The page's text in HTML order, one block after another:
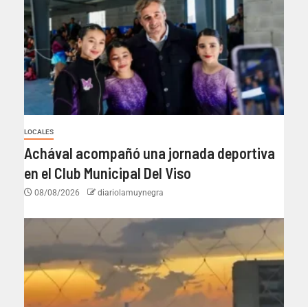
LOCALES
Achával acompañó una jornada deportiva
en el Club Municipal Del Viso
08/08/2026 diariolamuynegra